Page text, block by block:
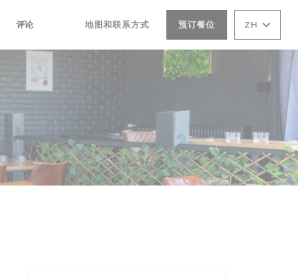
评论
((在新窗口中打开))
((在新窗口中打开))
地图和联系方式 预订餐位 ZH